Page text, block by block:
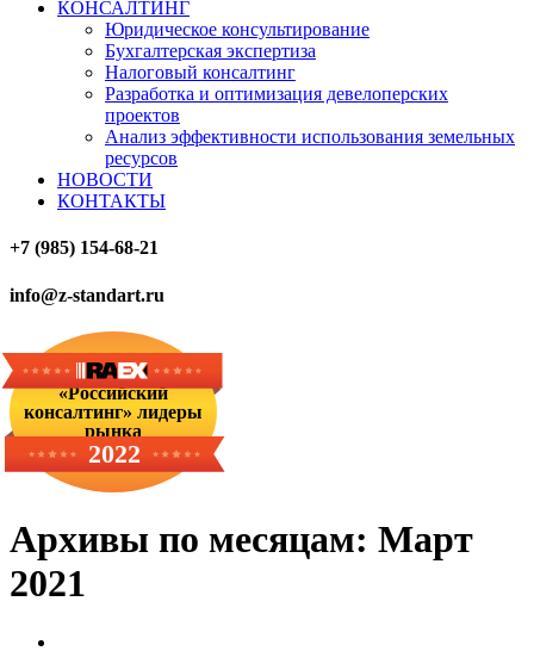
КОНСАЛТИНГ
Юридическое консультирование
Бухгалтерская экспертиза
Налоговый консалтинг
Разработка и оптимизация девелоперских
проектов
Анализ эффективности использования земельных
ресурсов
НОВОСТИ
КОНТАКТЫ
+7 (985) 154-68-21
info@z-standart.ru
«Российский
консалтинг» лидеры
рынка
2022
Архивы по месяцам: Март
2021